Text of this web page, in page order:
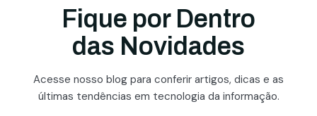
Fique por Dentro
das Novidades
Acesse nosso blog para conferir artigos, dicas e as
últimas tendências em tecnologia da informação.